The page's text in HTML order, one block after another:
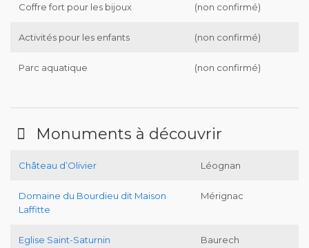
Coffre fort pour les bijoux (non confirmé)
Activités pour les enfants (non confirmé)
Parc aquatique (non confirmé)
Monuments à découvrir
Château d’Olivier Léognan
Domaine du Bourdieu dit Maison
Laffitte
Mérignac
Eglise Saint-Saturnin Baurech